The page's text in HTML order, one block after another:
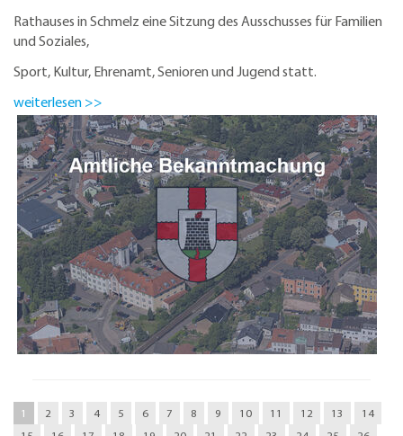
Rathauses in Schmelz eine Sitzung des Ausschusses für Familien
und Soziales,
Sport, Kultur, Ehrenamt, Senioren und Jugend statt.
weiterlesen >>
1 2 3 4 5 6 7 8 9 10 11 12 13
14